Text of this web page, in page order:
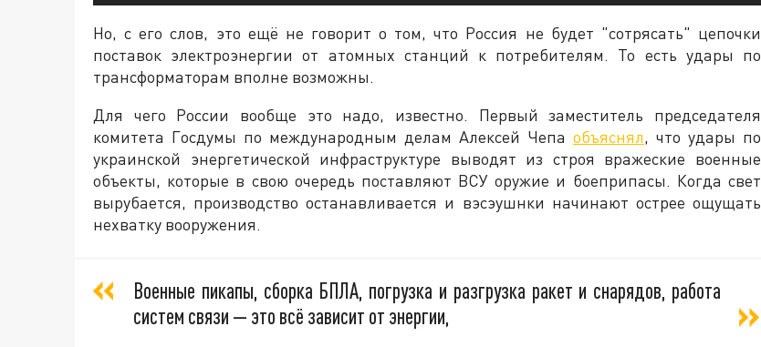
Но, с его слов, это ещё не говорит о том, что Россия не будет "сотрясать" цепочки
поставок электроэнергии от атомных станций к потребителям. То есть удары по
трансформаторам вполне возможны.
Для чего России вообще это надо, известно. Первый заместитель председателя
комитета Госдумы по международным делам Алексей Чепа объяснял, что удары по
украинской энергетической инфраструктуре выводят из строя вражеские военные
объекты, которые в свою очередь поставляют ВСУ оружие и боеприпасы. Когда свет
вырубается, производство останавливается и вэсэушнки начинают острее ощущать
нехватку вооружения.
Военные пикапы, сборка БПЛА, погрузка и разгрузка ракет и снарядов, работа
систем связи — это всё зависит от энергии,